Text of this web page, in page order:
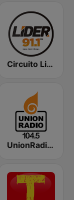
Circuito Lider San Cristóbal
UnionRadio 104.5